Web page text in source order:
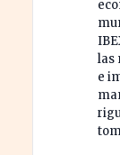
las
e